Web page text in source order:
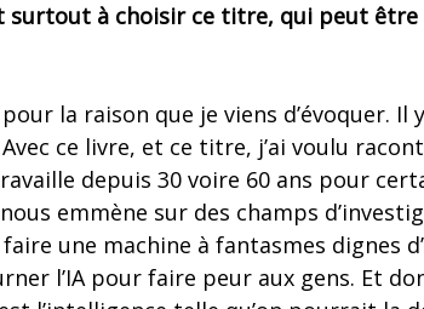
à choisir ce titre, qui peut être
la raison que je viens d’évoquer. Il
ce livre, et ce titre, j’ai voulu
depuis 30 voire 60 ans pour
emmène sur des champs
une machine à fantasmes dignes
l’IA pour faire peur aux gens. Et